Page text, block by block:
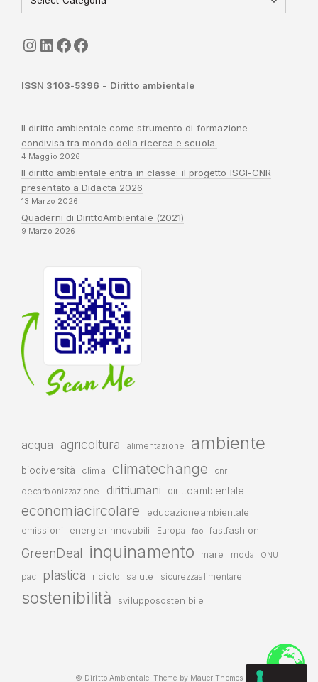
seguici
LinkedIn
ISGI-CNRSapienza
ISSN 3103-5396 - Diritto ambientale
Il diritto ambientale come strumento di formazione
condivisa tra mondo della ricerca e scuola.
4 Maggio 2026
Il diritto ambientale entra in classe: il progetto ISGI-CNR
presentato a Didacta 2026
13 Marzo 2026
Quaderni di DirittoAmbientale (2021)
9 Marzo 2026
acqua agricoltura alimentazione ambiente
biodiversità clima climatechange cnr
decarbonizzazione dirittiumani dirittoambientale
economiacircolare
educazioneambientale
emissioni
energierinnovabili Europa fao fastfashion
GreenDeal inquinamento mare moda ONU
pac plastica riciclo salute sicurezzaalimentare
sostenibilità svilupposostenibile
© Diritto Ambientale. Theme by Mauer Themes